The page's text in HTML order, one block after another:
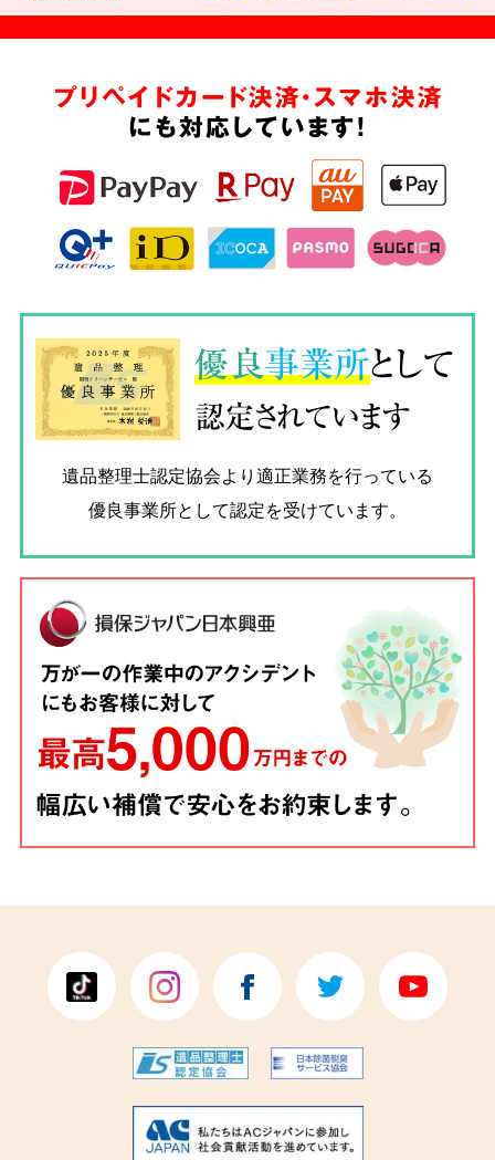
プリペイドカード決済・スマホ決済
にも対応しています!
優良事業所として
認定されています
遺品整理士認定協会より適正業務を行っている
優良事業所として認定を受けています。